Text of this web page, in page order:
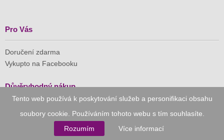
Tento web používá k poskytování služeb a personifikaci obsahu
soubory cookie. Používáním tohoto webu s tím souhlasíte.
Rozumím
Více informací
Pro Vás
Doručení zdarma
Vykupto na Facebooku
Důvěryhodný nákup
Naše společnost je členem Asociace pro elektronickou